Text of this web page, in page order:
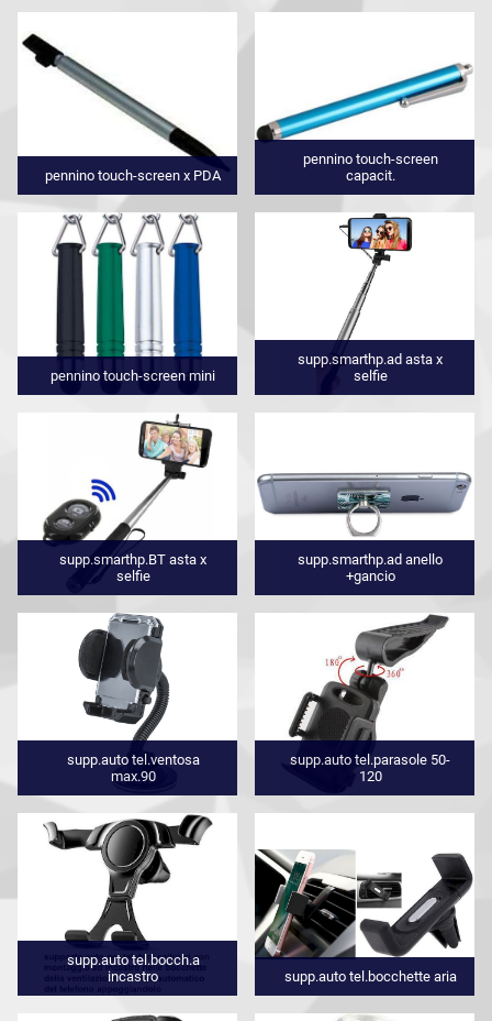
pennino touch-screen x PDA
pennino touch-screen
capacit.
pennino touch-screen mini
supp.smarthp.ad asta x
selfie
supp.smarthp.BT asta x
selfie
supp.smarthp.ad anello
+gancio
supp.auto tel.ventosa
max.90
supp.auto tel.parasole 50-
120
supp.auto tel.bocch.a
incastro
supp.auto tel.bocchette aria